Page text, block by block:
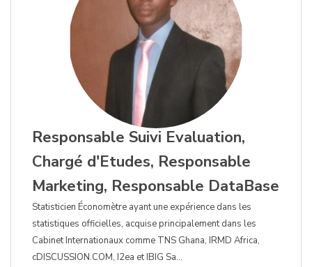
Responsable Suivi Evaluation,
Chargé d'Etudes, Responsable
Marketing, Responsable DataBase
Statisticien Économètre ayant une expérience dans les
statistiques officielles, acquise principalement dans les
Cabinet Internationaux comme TNS Ghana, IRMD Africa,
cDISCUSSION.COM, I2ea et IBIG Sa...